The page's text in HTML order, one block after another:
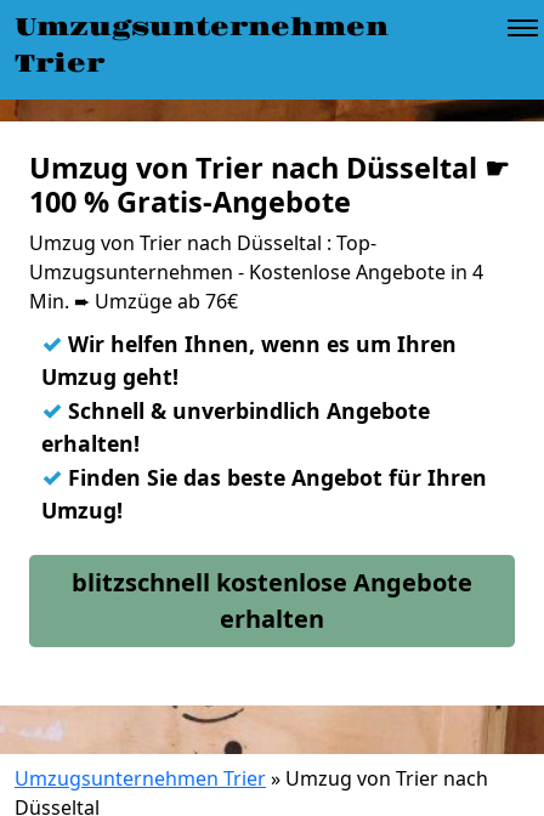
Umzugsunternehmen
Trier
Umzug von Trier nach Düsseltal ☛
100 % Gratis-Angebote
Umzug von Trier nach Düsseltal : Top-
Umzugsunternehmen - Kostenlose Angebote in 4
Min. ➨ Umzüge ab 76€
✓ Wir helfen Ihnen, wenn es um Ihren
Umzug geht!
✓ Schnell & unverbindlich Angebote
erhalten!
✓ Finden Sie das beste Angebot für Ihren
Umzug!
blitzschnell kostenlose Angebote
erhalten
Umzugsunternehmen Trier» Umzug von Trier nach
Düsseltal